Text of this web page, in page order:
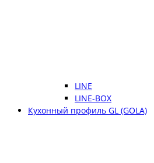
LINE
LINE-BOX
Кухонный профиль GL (GOLA)